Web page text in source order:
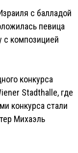
с балладой
певица
c композицией
конкурса
Stadthalle, где
конкурса стали
Михаэль